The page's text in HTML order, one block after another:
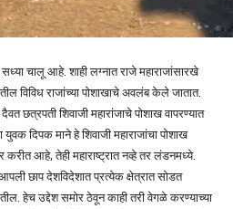
चालू आहे. शाही लग्नात राजे महाराजांसारखे
विविध राजांच्या पोशाखाचे अवलंब केले जातात.
छत्रपती शिवाजी महारांजाचे पोशाख वापरण्यात
दिपक माने हे शिवाजी महाराजांचा पोशाख
करीत आहे, तेही महाराष्ट्रात नव्हे तर लंडनमध्ये.
छाप देशविदेशात प्रत्येक क्षेत्रात सोडत
हेच उद्देश समोर ठेवून काही तरी वेगळे करण्याच्या